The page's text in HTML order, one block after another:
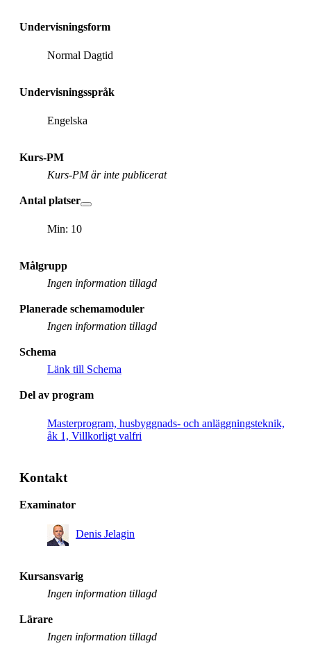
Undervisningsform
Normal Dagtid
Undervisningsspråk
Engelska
Kurs-PM
Kurs-PM är inte publicerat
Antal platser
Min: 10
Målgrupp
Ingen information tillagd
Planerade schemamoduler
Ingen information tillagd
Schema
Länk till Schema
Del av program
Masterprogram, husbyggnads- och anläggningsteknik,
åk 1, Villkorligt valfri
Kontakt
Examinator
Denis Jelagin
Kursansvarig
Ingen information tillagd
Lärare
Ingen information tillagd